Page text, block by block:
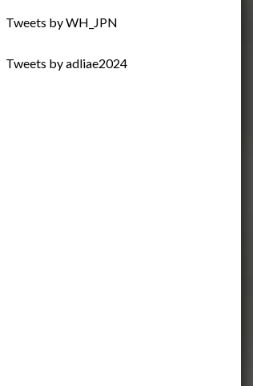
Tweets by WH_JPN
Tweets by adliae2024